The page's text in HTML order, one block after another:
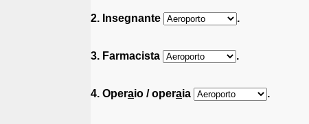
2. Insegnante .
3. Farmacista .
4. Operaio / operaia .